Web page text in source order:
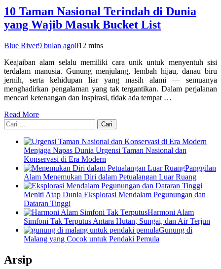
10 Taman Nasional Terindah di Dunia
yang Wajib Masuk Bucket List
Blue River9 bulan ago012 mins
Keajaiban alam selalu memiliki cara unik untuk menyentuh sisi
terdalam manusia. Gunung menjulang, lembah hijau, danau biru
jernih, serta kehidupan liar yang masih alami — semuanya
menghadirkan pengalaman yang tak tergantikan. Dalam perjalanan
mencari ketenangan dan inspirasi, tidak ada tempat …
Read More
Cari
untuk:
Menjaga Napas Dunia Urgensi Taman Nasional dan
Konservasi di Era Modern
Panggilan
Alam Menemukan Diri dalam Petualangan Luar Ruang
Meniti Atap Dunia Eksplorasi Mendalam Pegunungan dan
Dataran Tinggi
Harmoni Alam
Simfoni Tak Terputus Antara Hutan, Sungai, dan Air Terjun
Gunung di
Malang yang Cocok untuk Pendaki Pemula
Arsip